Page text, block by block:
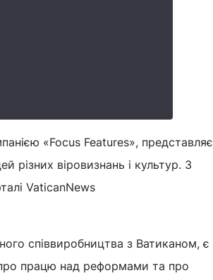
«Focus Features», представляє
різних віровизнань і культур. З
VaticanNews
співвиробництва з Ватиканом, є
працю над реформами та про